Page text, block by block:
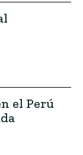
el Perú